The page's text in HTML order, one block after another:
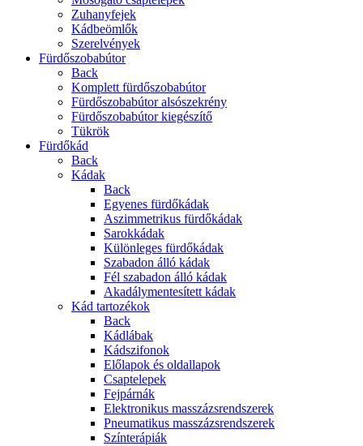
Zuhanyfejek
Kádbeömlők
Szerelvények
Fürdőszobabútor
Back
Komplett fürdőszobabútor
Fürdőszobabútor alsószekrény
Fürdőszobabútor kiegészítő
Tükrök
Fürdőkád
Back
Kádak
Back
Egyenes fürdőkádak
Aszimmetrikus fürdőkádak
Sarokkádak
Különleges fürdőkádak
Szabadon álló kádak
Fél szabadon álló kádak
Akadálymentesített kádak
Kád tartozékok
Back
Kádlábak
Kádszifonok
Előlapok és oldallapok
Csaptelepek
Fejpárnák
Elektronikus masszázsrendszerek
Pneumatikus masszázsrendszerek
Színterápiák